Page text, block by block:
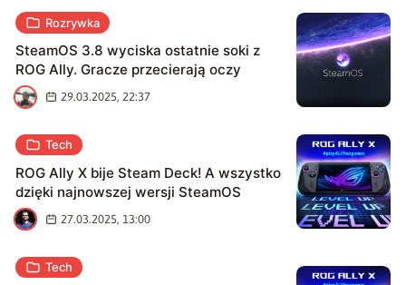
Rozrywka
SteamOS 3.8 wyciska ostatnie soki z
ROG Ally. Gracze przecierają oczy
P
29.03.2025, 22:37
Tech
ROG Ally X bije Steam Deck! A wszystko
dzięki najnowszej wersji SteamOS
H
27.03.2025, 13:00
Tech